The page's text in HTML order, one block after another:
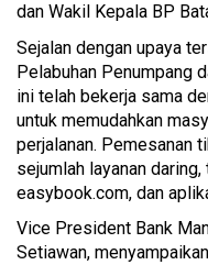
dan Wakil Kepala BP
Sejalan dengan upaya
Pelabuhan Penumpang
ini telah bekerja sama
untuk memudahkan
perjalanan. Pemesanan
sejumlah layanan
easybook.com, dan
Vice President Bank
Setiawan,